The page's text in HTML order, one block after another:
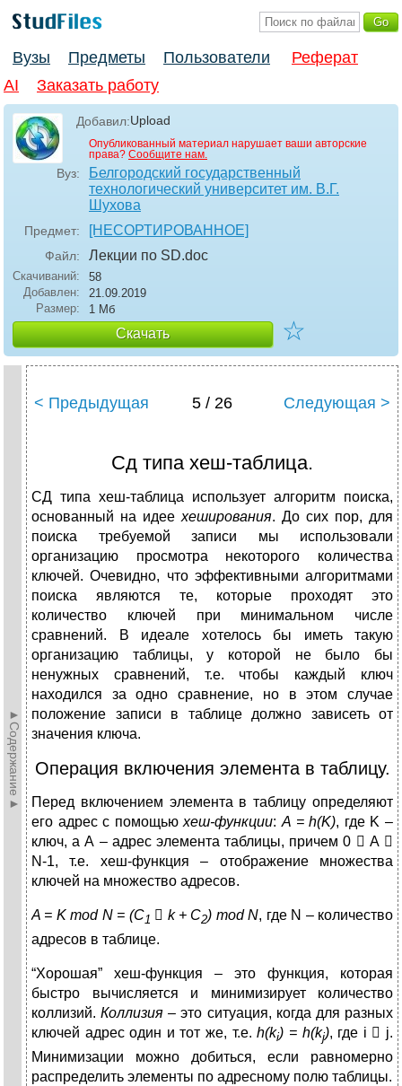
Вузы Предметы Пользователи
Реферат
AI
Заказать работу
Добавил:Upload
Опубликованный материал нарушает ваши авторские
права? Сообщите нам.
Вуз:
Белгородский государственный
технологический университет им. В.Г.
Шухова
Предмет: [НЕСОРТИРОВАННОЕ]
Файл: Лекции по SD.doc
Скачиваний:
58
Добавлен:
21.09.2019
Размер:
1 Мб
Скачать ☆
►Содержание►
< Предыдущая 5 / 26 Следующая >
Сд типа хеш-таблица.
СД типа хеш-таблица использует алгоритм поиска,
основанный на идее хеширования. До сих пор, для
поиска требуемой записи мы использовали
организацию просмотра некоторого количества
ключей. Очевидно, что эффективными алгоритмами
поиска являются те, которые проходят это
количество ключей при минимальном числе
сравнений. В идеале хотелось бы иметь такую
организацию таблицы, у которой не было бы
ненужных сравнений, т.е. чтобы каждый ключ
находился за одно сравнение, но в этом случае
положение записи в таблице должно зависеть от
значения ключа.
Операция включения элемента в таблицу.
Перед включением элемента в таблицу определяют
его адрес с помощьюхеш-функции:A =h(K), где K –
ключ, а А – адрес элемента таблицы, причем 0  А 
N-1, т.е. хеш-функция – отображение множества
ключей на множество адресов.
A = K mod N= (C1  k+ C2) mod N, где N – количество
адресов в таблице.
“Хорошая” хеш-функция – это функция, которая
быстро вычисляется и минимизирует количество
коллизий.Коллизия –это ситуация, когда для разных
ключей адрес один и тот же, т.е.h(ki) = h(kj), где i  j.
Минимизации можно добиться, если равномерно
распределить элементы по адресному полю таблицы.